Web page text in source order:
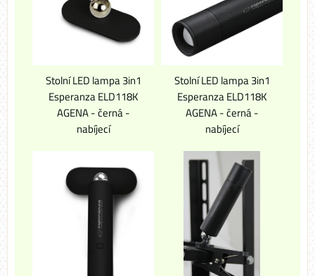
Stolní LED lampa 3in1
Esperanza ELD118K
AGENA - černá -
nabíjecí
Stolní LED lampa 3in1
Esperanza ELD118K
AGENA - černá -
nabíjecí